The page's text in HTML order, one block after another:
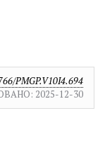
PMGP.V10I4.694
2025-12-30